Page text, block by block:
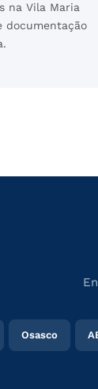
na Vila Maria
documentação
Osasco